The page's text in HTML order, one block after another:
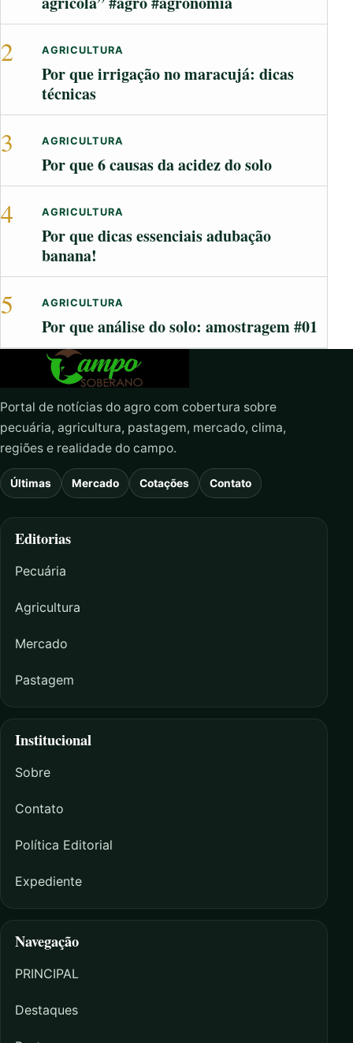
2 AGRICULTURA
Por que irrigação no maracujá: dicas
técnicas
3 AGRICULTURA
Por que 6 causas da acidez do solo
4 AGRICULTURA
Por que dicas essenciais adubação
banana!
5 AGRICULTURA
Por que análise do solo: amostragem #01
Portal de notícias do agro com cobertura sobre
pecuária, agricultura, pastagem, mercado, clima,
regiões e realidade do campo.
Últimas Mercado Cotações Contato
Editorias
Pecuária
Agricultura
Mercado
Pastagem
Institucional
Sobre
Contato
Política Editorial
Expediente
Navegação
PRINCIPAL
Destaques